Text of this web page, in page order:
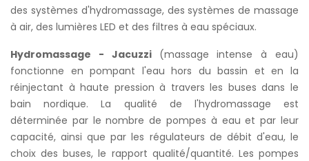
des systèmes d'hydromassage, des systèmes de massage
à air, des lumières LED et des filtres à eau spéciaux.
Hydromassage - Jacuzzi (massage intense à eau)
fonctionne en pompant l'eau hors du bassin et en la
réinjectant à haute pression à travers les buses dans le
bain nordique. La qualité de l'hydromassage est
déterminée par le nombre de pompes à eau et par leur
capacité, ainsi que par les régulateurs de débit d'eau, le
choix des buses, le rapport qualité/quantité. Les pompes